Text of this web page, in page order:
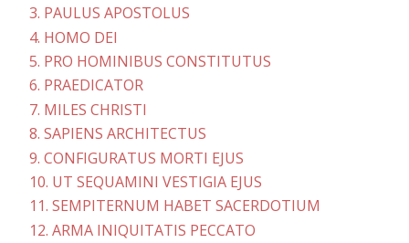
3. PAULUS APOSTOLUS
4. HOMO DEI
5. PRO HOMINIBUS CONSTITUTUS
6. PRAEDICATOR
7. MILES CHRISTI
8. SAPIENS ARCHITECTUS
9. CONFIGURATUS MORTI EJUS
10. UT SEQUAMINI VESTIGIA EJUS
11. SEMPITERNUM HABET SACERDOTIUM
12. ARMA INIQUITATIS PECCATO